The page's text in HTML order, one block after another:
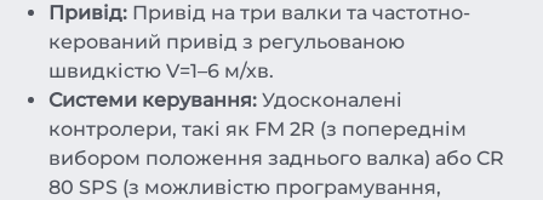
Привід: Привід на три валки та частотно-
керований привід з регульованою
швидкістю V=1–6 м/хв.
Системи керування: Удосконалені
контролери, такі як FM 2R (з попереднім
вибором положення заднього валка) або CR
80 SPS (з можливістю програмування,